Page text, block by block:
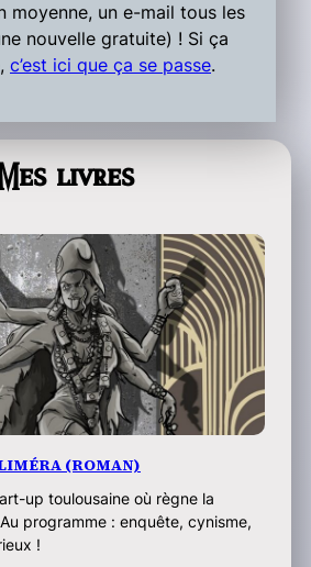
moyenne, un e-mail tous les
nouvelle gratuite) ! Si ça
c’est ici que ça se passe.
livres
(ROMAN)
up toulousaine où règne la
programme : enquête, cynisme,
!